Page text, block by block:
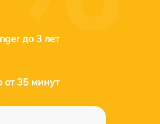
до 3 лет
от 35 минут